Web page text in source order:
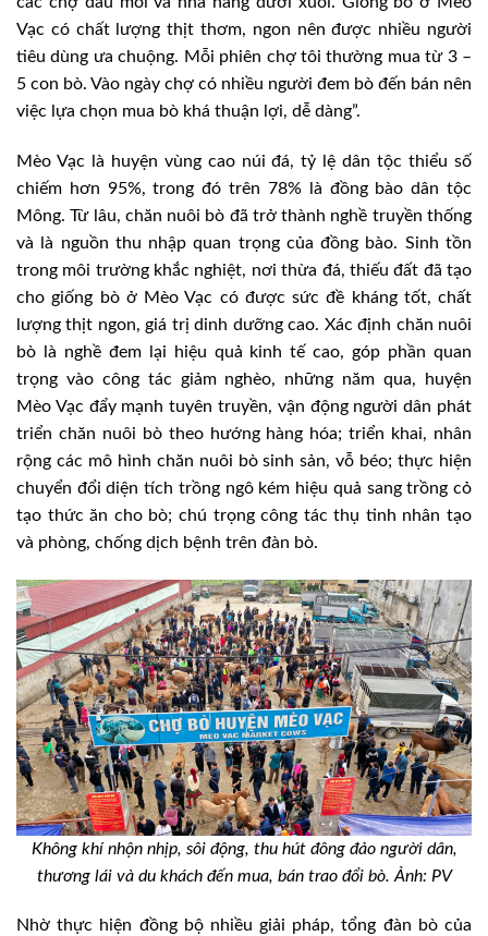
Vạc có chất lượng thịt thơm, ngon nên được nhiều người
tiêu dùng ưa chuộng. Mỗi phiên chợ tôi thường mua từ 3 –
5 con bò. Vào ngày chợ có nhiều người đem bò đến bán nên
việc lựa chọn mua bò khá thuận lợi, dễ dàng”.
Mèo Vạc là huyện vùng cao núi đá, tỷ lệ dân tộc thiểu số
chiếm hơn 95%, trong đó trên 78% là đồng bào dân tộc
Mông. Từ lâu, chăn nuôi bò đã trở thành nghề truyền thống
và là nguồn thu nhập quan trọng của đồng bào. Sinh tồn
trong môi trường khắc nghiệt, nơi thừa đá, thiếu đất đã tạo
cho giống bò ở Mèo Vạc có được sức đề kháng tốt, chất
lượng thịt ngon, giá trị dinh dưỡng cao. Xác định chăn nuôi
bò là nghề đem lại hiệu quả kinh tế cao, góp phần quan
trọng vào công tác giảm nghèo, những năm qua, huyện
Mèo Vạc đẩy mạnh tuyên truyền, vận động người dân phát
triển chăn nuôi bò theo hướng hàng hóa; triển khai, nhân
rộng các mô hình chăn nuôi bò sinh sản, vỗ béo; thực hiện
chuyển đổi diện tích trồng ngô kém hiệu quả sang trồng cỏ
tạo thức ăn cho bò; chú trọng công tác thụ tinh nhân tạo
và phòng, chống dịch bệnh trên đàn bò.
Không khí nhộn nhịp, sôi động, thu hút đông đảo người dân,
thương lái và du khách đến mua, bán trao đổi bò. Ảnh: PV
Nhờ thực hiện đồng bộ nhiều giải pháp, tổng đàn bò của